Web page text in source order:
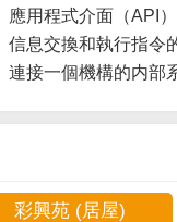
應用程式介面（API
信息交換和執行指令
連接一個機構的内部
彩興苑 (居屋)